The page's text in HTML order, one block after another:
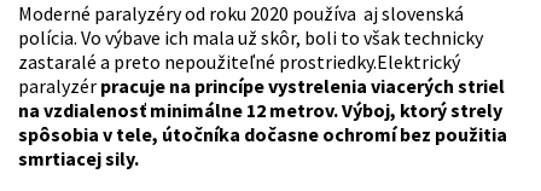
Moderné paralyzéry od roku 2020 používa aj slovenská
polícia. Vo výbave ich mala už skôr, boli to však technicky
zastaralé a preto nepoužiteľné prostriedky.Elektrický
paralyzér pracuje na princípe vystrelenia viacerých striel
na vzdialenosť minimálne 12 metrov. Výboj, ktorý strely
spôsobia v tele, útočníka dočasne ochromí bez použitia
smrtiacej sily.